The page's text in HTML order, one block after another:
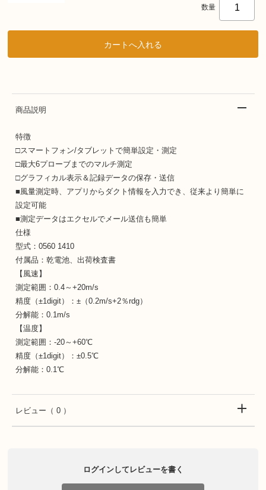
数量
商品説明
特徴
□スマートフォン/タブレットで簡単設定・測定
□最大6プローブまでのマルチ測定
□グラフィカル表示＆記録データの保存・送信
■風量測定時、アプリからダクト情報を入力でき、従来より簡単に
設定可能
■測定データはエクセルでメール送信も簡単
仕様
型式：0560 1410
付属品：乾電池、出荷検査書
【風速】
測定範囲：0.4～+20m/s
精度（±1digit）：±（0.2m/s+2％rdg）
分解能：0.1m/s
【温度】
測定範囲：-20～+60℃
精度（±1digit）：±0.5℃
分解能：0.1℃
レビュー （ 0 ）
ログインしてレビューを書く